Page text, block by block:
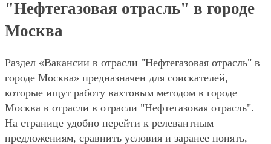
"Нефтегазовая отрасль" в городе
Москва
Раздел «Вакансии в отрасли "Нефтегазовая отрасль" в
городе Москва» предназначен для соискателей,
которые ищут работу вахтовым методом в городе
Москва в отрасли в отрасли "Нефтегазовая отрасль".
На странице удобно перейти к релевантным
предложениям, сравнить условия и заранее понять,